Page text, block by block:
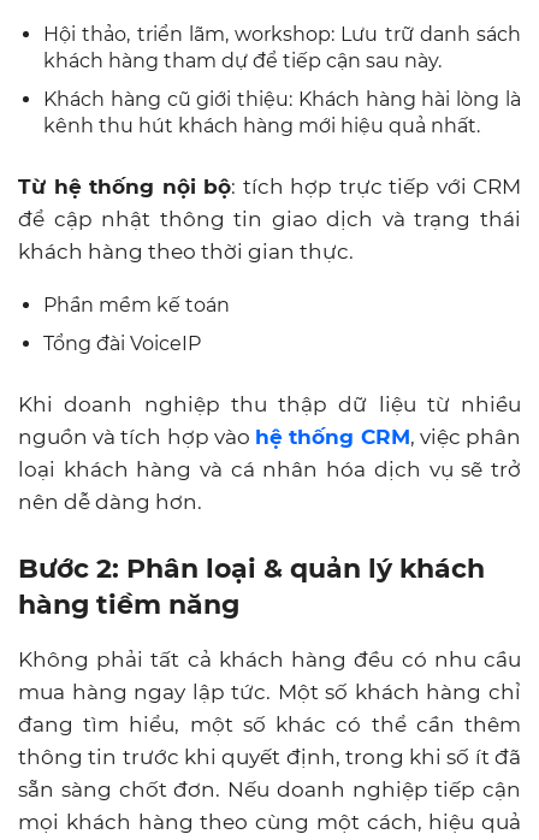
Hội thảo, triển lãm, workshop: Lưu trữ danh sách
khách hàng tham dự để tiếp cận sau này.
Khách hàng cũ giới thiệu: Khách hàng hài lòng là
kênh thu hút khách hàng mới hiệu quả nhất.
Từ hệ thống nội bộ: tích hợp trực tiếp với CRM
để cập nhật thông tin giao dịch và trạng thái
khách hàng theo thời gian thực.
Phần mềm kế toán
Tổng đài VoiceIP
Khi doanh nghiệp thu thập dữ liệu từ nhiều
nguồn và tích hợp vào hệ thống CRM, việc phân
loại khách hàng và cá nhân hóa dịch vụ sẽ trở
nên dễ dàng hơn.
Bước 2: Phân loại & quản lý khách
hàng tiềm năng
Không phải tất cả khách hàng đều có nhu cầu
mua hàng ngay lập tức. Một số khách hàng chỉ
đang tìm hiểu, một số khác có thể cần thêm
thông tin trước khi quyết định, trong khi số ít đã
sẵn sàng chốt đơn. Nếu doanh nghiệp tiếp cận
mọi khách hàng theo cùng một cách, hiệu quả